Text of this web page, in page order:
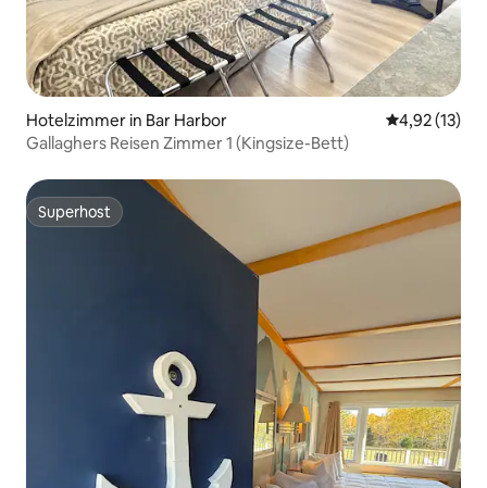
Hotelzimmer in Bar Harbor
4,92 (13)
Gallaghers Reisen Zimmer 1 (Kingsize-Bett)
Superhost
Superhost